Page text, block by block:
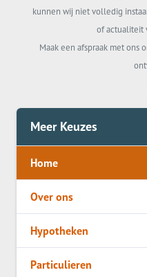
kunnen wij niet volledig
of actualiteit
Maak een afspraak met ons
Meer Keuzes
Home
Over ons
Hypotheken
Particulieren